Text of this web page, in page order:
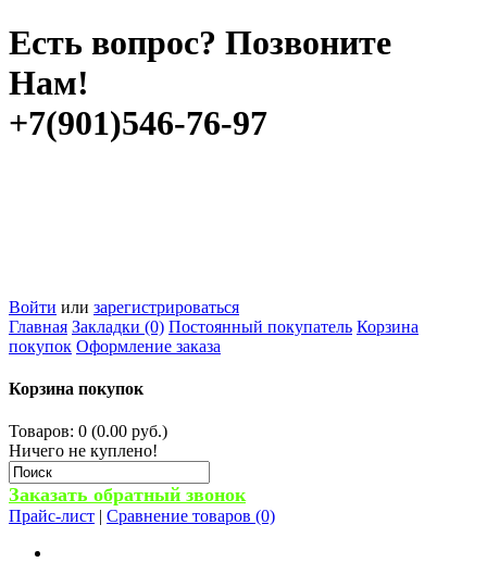
Есть вопрос? Позвоните
Нам!
+7(901)546-76-97
Войти или зарегистрироваться
Главная Закладки (0) Постоянный покупатель Корзина
покупок Оформление заказа
Корзина покупок
Товаров: 0 (0.00 руб.)
Ничего не куплено!
Заказать обратный звонок
Прайс-лист | Сравнение товаров (0)